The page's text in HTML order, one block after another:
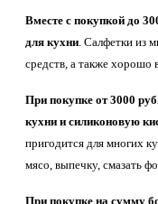
Вместе с покупкой до
для кухни. Салфетки из
средств, а также хорошо
При покупке от 3000
кухни и силиконовую
пригодится для многих
мясо, выпечку, смазать
При покупке на сумму